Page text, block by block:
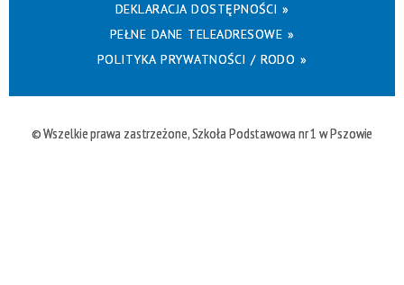
DEKLARACJA DOSTĘPNOŚCI »
PEŁNE DANE TELEADRESOWE »
POLITYKA PRYWATNOŚCI / RODO »
© Wszelkie prawa zastrzeżone, Szkoła Podstawowa nr 1 w Pszowie